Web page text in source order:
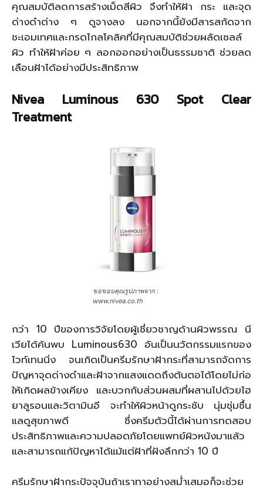
คุณสมบัติลดการสร้างเม็ดสีผิว จึงทำให้ฝ้า กระ และจุด
ด่างดำต่าง ๆ ดูจางลง นอกจากนี้ยังมีสารสกัดจาก
ชะเอมเทศและกรดไกลโคลิคที่มีคุณสมบัติช่วยผลัดเซลล์
ผิว ทำให้ฝ้าค่อย ๆ ลอกออกอย่างเป็นธรรมชาติ ช่วยลด
เลือนฝ้าได้อย่างมีประสิทธิภาพ
Nivea Luminous 630 Spot Clear
Treatment
ขอขอบคุณรูปภาพจาก :
www.nivea.co.th
กว่า 10 ปีของการวิจัยโดยผู้เชี่ยวชาญด้านผิวพรรณ นี
เวียได้ค้นพบ Luminous630 อันเป็นนวัตกรรมแรกของ
ไวท์เทนนิ่ง จนเกิดเป็นครีมรักษาฝ้ากระที่สามารถจัดการ
ปัญหาจุดด่างดำและฝ้าจากแสงแดดถึงต้นตอได้โดยไม่ก่อ
ให้เกิดผลข้างเคียง และบวกกับส่วนผสมที่ผสานไปด้วยไฮ
ยาลูรอนและวิตามินอี จะทำให้ผิวหน้าดูกระชับ นุ่มชุ่มชื้น
แลดูสุขภาพดี ซึ่งครีมตัวนี้ได้ผ่านการทดสอบ
ประสิทธิภาพและความปลอดภัยโดยแพทย์ผิวหนังมาแล้ว
และสามารถแก้ปัญหาได้แม้แต่ฝ้าที่ฝังลึกกว่า 10 ปี
ครีมรักษาฝ้ากระปัจจุบันถ้าเราทาอย่างสม่ำเสมอก็จะช่วย